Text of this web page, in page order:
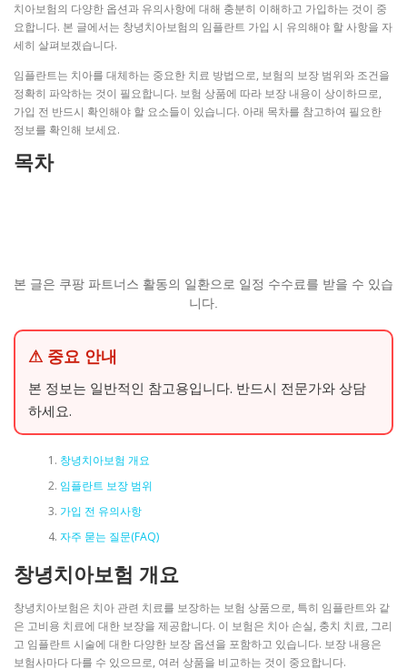
치아보험의 다양한 옵션과 유의사항에 대해 충분히 이해하고 가입하는 것이 중
요합니다. 본 글에서는 창녕치아보험의 임플란트 가입 시 유의해야 할 사항을 자
세히 살펴보겠습니다.
임플란트는 치아를 대체하는 중요한 치료 방법으로, 보험의 보장 범위와 조건을
정확히 파악하는 것이 필요합니다. 보험 상품에 따라 보장 내용이 상이하므로,
가입 전 반드시 확인해야 할 요소들이 있습니다. 아래 목차를 참고하여 필요한
정보를 확인해 보세요.
목차
본 글은 쿠팡 파트너스 활동의 일환으로 일정 수수료를 받을 수 있습
니다.
⚠ 중요 안내
본 정보는 일반적인 참고용입니다. 반드시 전문가와 상담
하세요.
창녕치아보험 개요
임플란트 보장 범위
가입 전 유의사항
자주 묻는 질문(FAQ)
창녕치아보험 개요
창녕치아보험은 치아 관련 치료를 보장하는 보험 상품으로, 특히 임플란트와 같
은 고비용 치료에 대한 보장을 제공합니다. 이 보험은 치아 손실, 충치 치료, 그리
고 임플란트 시술에 대한 다양한 보장 옵션을 포함하고 있습니다. 보장 내용은
보험사마다 다를 수 있으므로, 여러 상품을 비교하는 것이 중요합니다.